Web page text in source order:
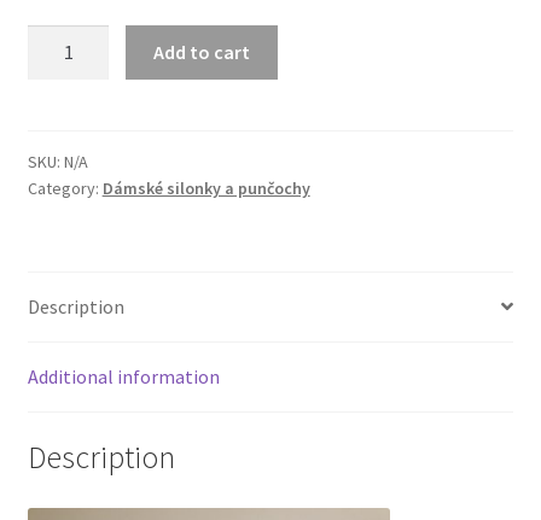
quantity
Add to cart
SKU: N/A
Category: Dámské silonky a punčochy
Description
Additional information
Description